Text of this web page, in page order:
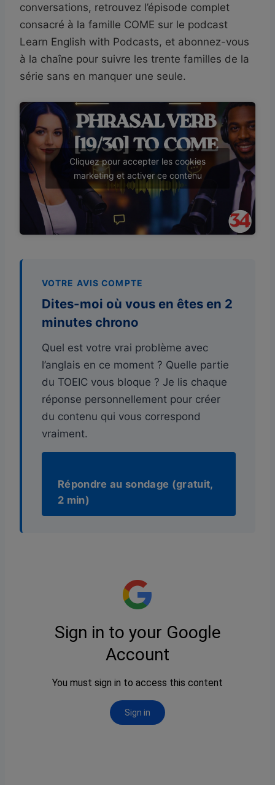
conversations, retrouvez l’épisode complet
consacré à la famille COME sur le podcast
Learn English with Podcasts, et abonnez-vous
à la chaîne pour suivre les trente familles de la
série sans en manquer une seule.
Cliquez pour accepter les cookies
marketing et activer ce contenu
VOTRE AVIS COMPTE
Dites-moi où vous en êtes en 2
minutes chrono
Quel est votre vrai problème avec
l’anglais en ce moment ? Quelle partie
du TOEIC vous bloque ? Je lis chaque
réponse personnellement pour créer
du contenu qui vous correspond
vraiment.
Répondre au sondage (gratuit,
2 min)